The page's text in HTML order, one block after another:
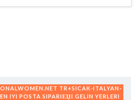
TR+SICAK-ITALYAN-
IYI POSTA SIPARIЕЏI GELIN YERLERI